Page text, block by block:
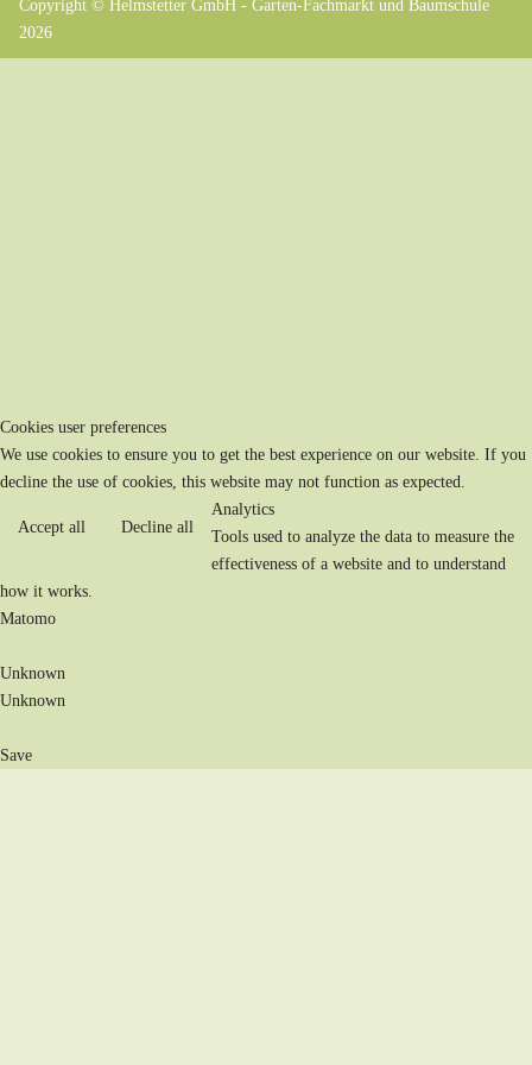
Copyright © Helmstetter GmbH - Garten-Fachmarkt und Baumschule
2026
Cookies user preferences
We use cookies to ensure you to get the best experience on our website. If you
decline the use of cookies, this website may not function as expected.
Accept all Decline all
Analytics
Tools used to analyze the data to measure the
effectiveness of a website and to understand
how it works.
Matomo
Unknown
Unknown
Save